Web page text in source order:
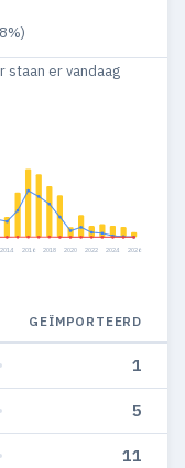
staan er vandaag
2014 2016 2018 2020 2022 2024 2026
GEÏMPORTEERD
1
5
11